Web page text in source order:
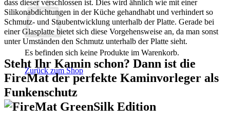
Es befinden sich keine Produkte im Warenkorb.
Zurück zum Shop
dass dieser verschlossen ist. Dies wird ähnlich wie mit einer
Silikonabdichtungen in der Küche gehandhabt und verhindert so
Schmutz- und Staubentwicklung unterhalb der Platte. Gerade bei
einer Glasplatte bietet sich diese Vorgehensweise an, da man sonst
unter Umständen den Schmutz unterhalb der Platte sieht.
Steht Ihr Kamin schon? Dann ist die
FireMat der perfekte Kaminvorleger als
Funkenschutz